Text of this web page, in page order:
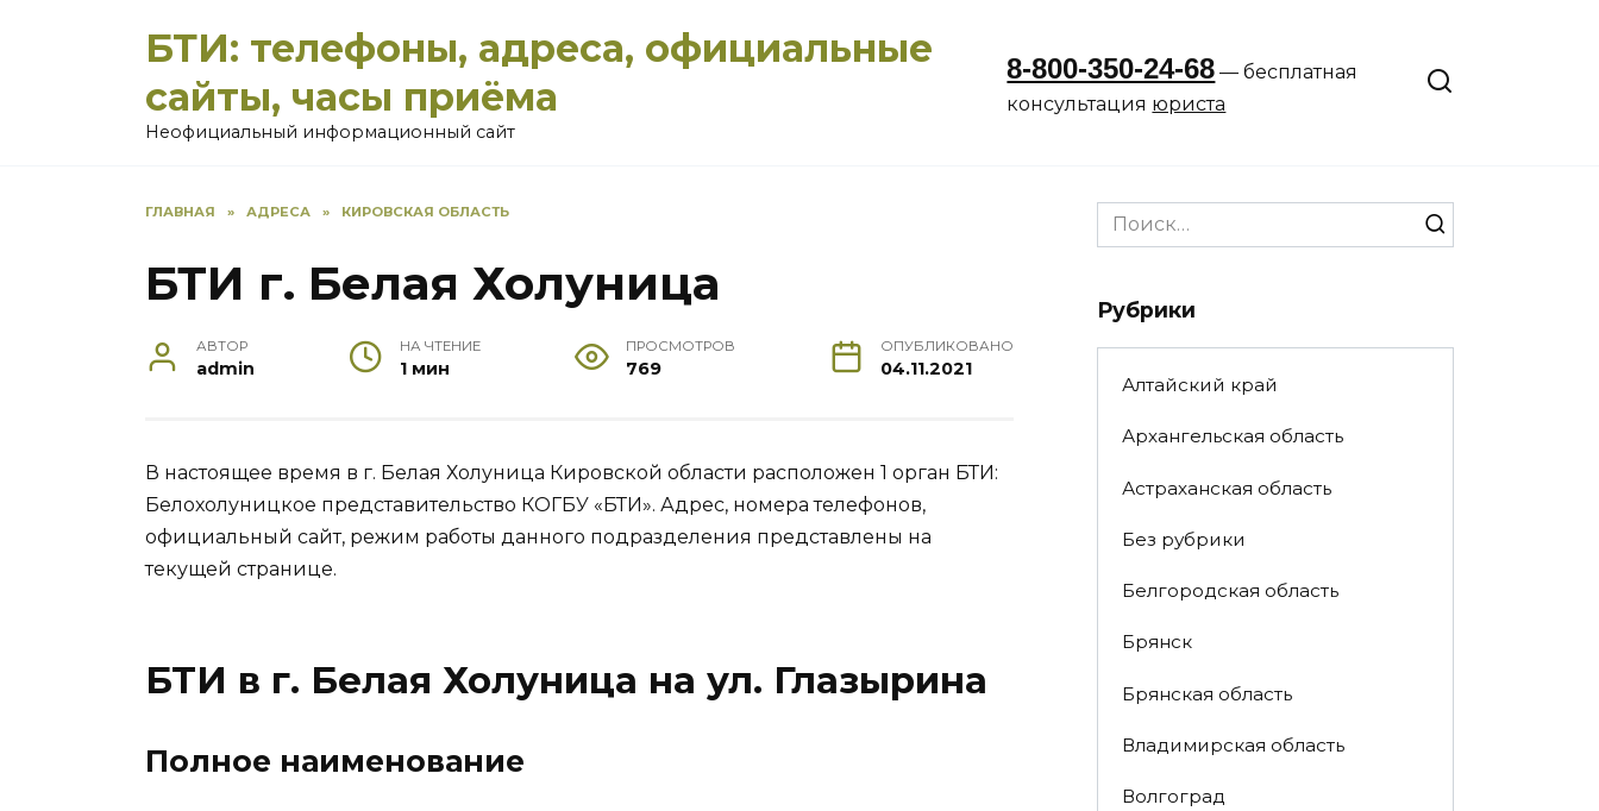
БТИ: телефоны, адреса, официальные
сайты, часы приёма
Неофициальный информационный сайт
8-800-350-24-68 — бесплатная
консультация юриста
ГЛАВНАЯ » АДРЕСА » КИРОВСКАЯ ОБЛАСТЬ
БТИ г. Белая Холуница
АВТОР
admin
НА ЧТЕНИЕ
1 мин
ПРОСМОТРОВ
769
ОПУБЛИКОВАНО
04.11.2021
В настоящее время в г. Белая Холуница Кировской области расположен 1 орган БТИ:
Белохолуницкое представительство КОГБУ «БТИ». Адрес, номера телефонов,
официальный сайт, режим работы данного подразделения представлены на
текущей странице.
БТИ в г. Белая Холуница на ул. Глазырина
Полное наименование
Search
for:
Рубрики
Алтайский край
Архангельская область
Астраханская область
Без рубрики
Белгородская область
Брянск
Брянская область
Владимирская область
Волгоград